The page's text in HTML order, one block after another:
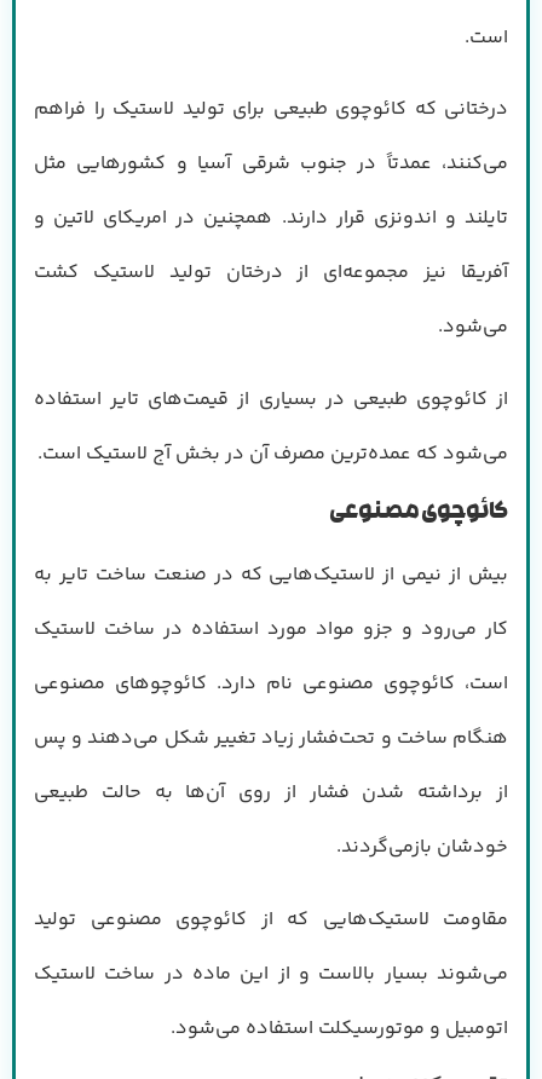
است.
درختانی که کائوچوی طبیعی برای تولید لاستیک را فراهم
می‌کنند، عمدتاً در جنوب شرقی آسیا و کشورهایی مثل
تایلند و اندونزی قرار دارند. همچنین در امریکای لاتین و
آفریقا نیز مجموعه‌ای از درختان تولید لاستیک کشت
می‌شود.
از کائوچوی طبیعی در بسیاری از قیمت‌های تایر استفاده
می‌شود که عمده‌ترین مصرف آن در بخش آج لاستیک است.
کائوچوی مصنوعی
بیش از نیمی از لاستیک‌هایی که در صنعت ساخت تایر به
کار می‌رود و جزو مواد مورد استفاده در ساخت لاستیک
است، کائوچوی مصنوعی نام دارد. کائوچوهای مصنوعی
هنگام ساخت و تحت‌فشار زیاد تغییر شکل می‌دهند و پس
از برداشته شدن فشار از روی آن‌ها به حالت طبیعی
خودشان بازمی‌گردند.
مقاومت لاستیک‌هایی که از کائوچوی مصنوعی تولید
می‌شوند بسیار بالاست و از این ماده در ساخت لاستیک
اتومبیل و موتورسیکلت استفاده می‌شود.